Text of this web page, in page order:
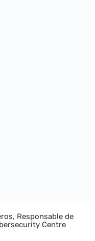
Responsable de
Centre